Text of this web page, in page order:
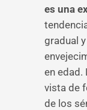
es una
gradual
en edad.
vista de
de los